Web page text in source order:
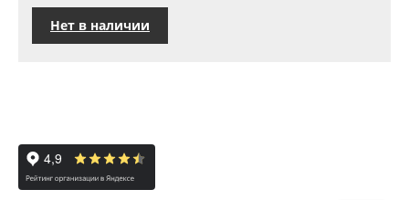
Нет в наличии